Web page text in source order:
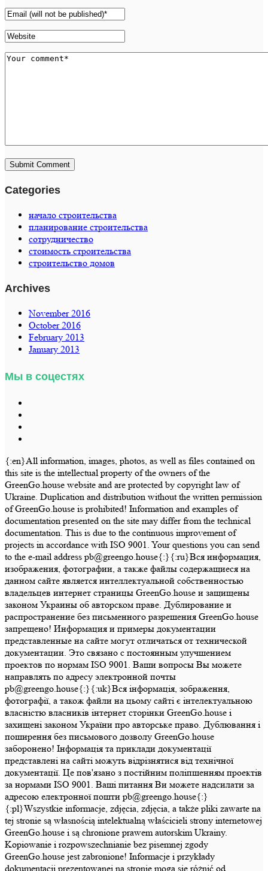
Categories
начало строительства
планирование строительства
сотрудничество
стоимость строительства
строительство домов
Archives
November 2016
October 2016
February 2013
January 2013
Мы в соцестях
{:en}All information, images, photos, as well as files contained on
this site is the intellectual property of the owners of the
GreenGo.house website and are protected by copyright law of
Ukraine. Duplication and distribution without the written permission
of GreenGo.house is prohibited! Information and examples of
documentation presented on the site may differ from the technical
documentation. This is due to the continuous improvement of
projects in accordance with ISO 9001. Your questions you can send
to the e-mail address pb@greengo.house{:}{:ru}Вся информация,
изображения, фотографии, а также файлы содержащиеся на
данном сайте является интеллектуальной собственностью
владельцев интернет страницы GreenGo.house и защищены
законом Украины об авторском праве. Дублирование и
распространение без письменного разрешения GreenGo.house
запрещено! Информация и примеры документации
представленные на сайте могут отличаться от технической
документации. Это связано с постоянным улучшением
проектов по нормам ISO 9001. Ваши вопросы Вы можете
направлять по адресу электронной почты
pb@greengo.house{:}{:uk}Вся інформація, зображення,
фотографії, а також файли на цьому сайті є інтелектуальною
власністю власників інтернет сторінки GreenGo.house і
захищені законом України про авторське право. Дублювання і
поширення без письмового дозволу GreenGo.house
заборонено! Інформація та приклади документації
представлені на сайті можуть відрізнятися від технічної
документації. Це пов'язано з постійним поліпшенням проектів
за нормами ISO 9001. Ваші питання Ви можете надсилати за
адресою електронної пошти pb@greengo.house{:}
{:pl}Wszystkie informacje, zdjęcia, zdjęcia, a także pliki zawarte na
tej stronie są własnością intelektualną właścicieli strony internetowej
GreenGo.house i są chronione prawem autorskim Ukrainy.
Kopiowanie i rozpowszechnianie bez pisemnej zgody
GreenGo.house jest zabronione! Informacje i przykłady
dokumentacji prezentowanej na stronie mogą się różnić od